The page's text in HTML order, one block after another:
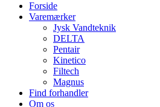
Forside
Varemærker
Jysk Vandteknik
DELTA
Pentair
Kinetico
Filtech
Magnus
Find forhandler
Om os